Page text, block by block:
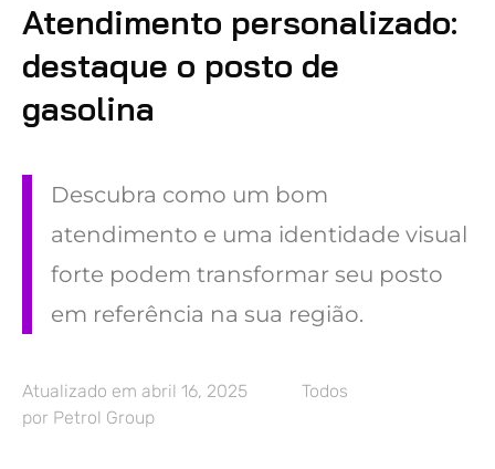
Atendimento personalizado:
destaque o posto de
gasolina
Descubra como um bom
atendimento e uma identidade visual
forte podem transformar seu posto
em referência na sua região.
Atualizado em abril 16, 2025
Todos
por Petrol Group